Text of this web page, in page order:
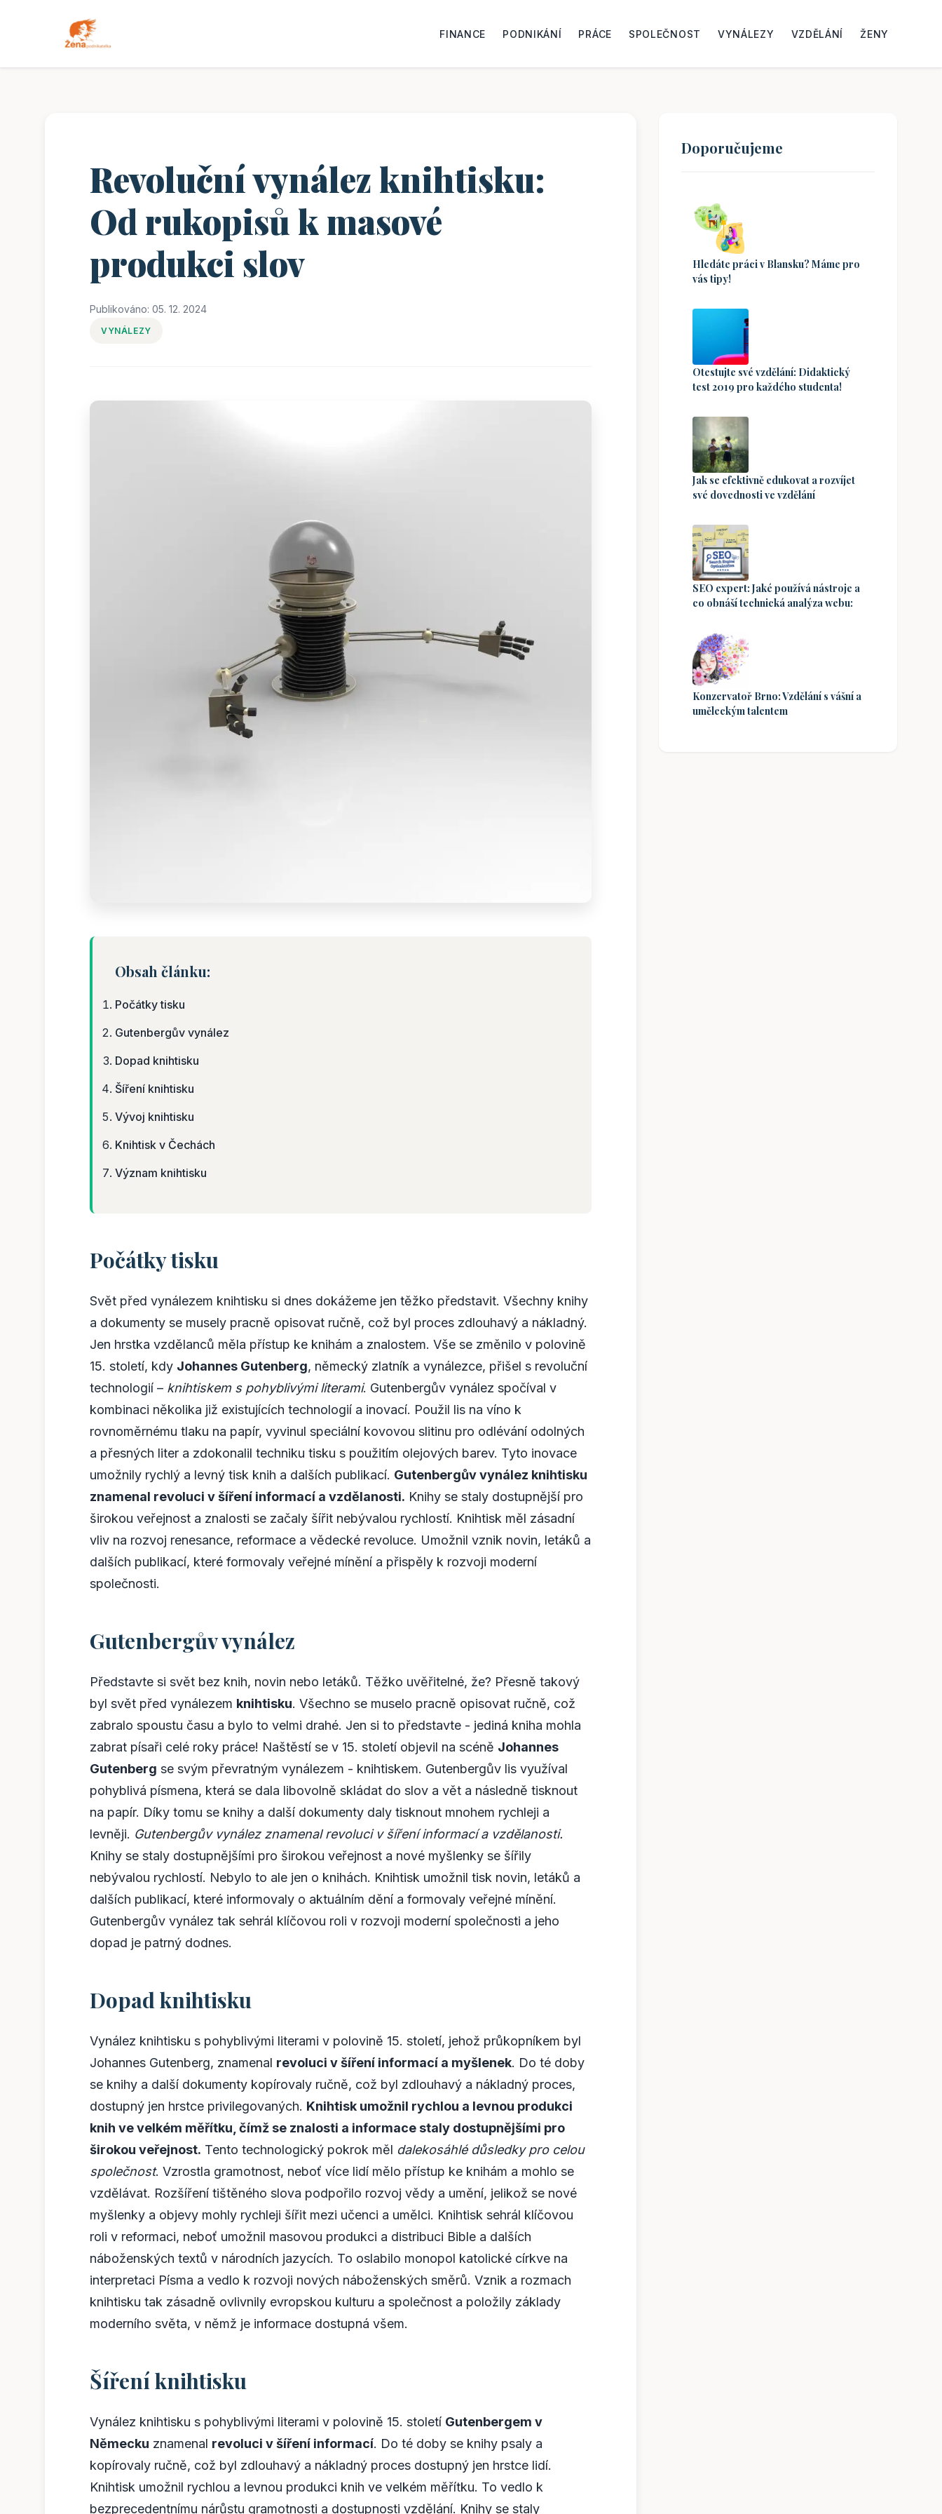
FINANCE PODNIKÁNÍ PRÁCE SPOLEČNOST VYNÁLEZY VZDĚLÁNÍ ŽENY
Revoluční vynález knihtisku:
Od rukopisů k masové
produkci slov
Publikováno: 05. 12. 2024
VYNÁLEZY
Obsah článku:
Počátky tisku
Gutenbergův vynález
Dopad knihtisku
Šíření knihtisku
Vývoj knihtisku
Knihtisk v Čechách
Význam knihtisku
Počátky tisku
Svět před vynálezem knihtisku si dnes dokážeme jen těžko představit. Všechny knihy
a dokumenty se musely pracně opisovat ručně, což byl proces zdlouhavý a nákladný.
Jen hrstka vzdělanců měla přístup ke knihám a znalostem. Vše se změnilo v polovině
15. století, kdy Johannes Gutenberg, německý zlatník a vynálezce, přišel s revoluční
technologií – knihtiskem s pohyblivými literami. Gutenbergův vynález spočíval v
kombinaci několika již existujících technologií a inovací. Použil lis na víno k
rovnoměrnému tlaku na papír, vyvinul speciální kovovou slitinu pro odlévání odolných
a přesných liter a zdokonalil techniku tisku s použitím olejových barev. Tyto inovace
umožnily rychlý a levný tisk knih a dalších publikací. Gutenbergův vynález knihtisku
znamenal revoluci v šíření informací a vzdělanosti. Knihy se staly dostupnější pro
širokou veřejnost a znalosti se začaly šířit nebývalou rychlostí. Knihtisk měl zásadní
vliv na rozvoj renesance, reformace a vědecké revoluce. Umožnil vznik novin, letáků a
dalších publikací, které formovaly veřejné mínění a přispěly k rozvoji moderní
společnosti.
Gutenbergův vynález
Představte si svět bez knih, novin nebo letáků. Těžko uvěřitelné, že? Přesně takový
byl svět před vynálezem knihtisku. Všechno se muselo pracně opisovat ručně, což
zabralo spoustu času a bylo to velmi drahé. Jen si to představte - jediná kniha mohla
zabrat písaři celé roky práce! Naštěstí se v 15. století objevil na scéně Johannes
Gutenberg se svým převratným vynálezem - knihtiskem. Gutenbergův lis využíval
pohyblivá písmena, která se dala libovolně skládat do slov a vět a následně tisknout
na papír. Díky tomu se knihy a další dokumenty daly tisknout mnohem rychleji a
levněji. Gutenbergův vynález znamenal revoluci v šíření informací a vzdělanosti.
Knihy se staly dostupnějšími pro širokou veřejnost a nové myšlenky se šířily
nebývalou rychlostí. Nebylo to ale jen o knihách. Knihtisk umožnil tisk novin, letáků a
dalších publikací, které informovaly o aktuálním dění a formovaly veřejné mínění.
Gutenbergův vynález tak sehrál klíčovou roli v rozvoji moderní společnosti a jeho
dopad je patrný dodnes.
Dopad knihtisku
Vynález knihtisku s pohyblivými literami v polovině 15. století, jehož průkopníkem byl
Johannes Gutenberg, znamenal revoluci v šíření informací a myšlenek. Do té doby
se knihy a další dokumenty kopírovaly ručně, což byl zdlouhavý a nákladný proces,
dostupný jen hrstce privilegovaných. Knihtisk umožnil rychlou a levnou produkci
knih ve velkém měřítku, čímž se znalosti a informace staly dostupnějšími pro
širokou veřejnost. Tento technologický pokrok měl dalekosáhlé důsledky pro celou
společnost. Vzrostla gramotnost, neboť více lidí mělo přístup ke knihám a mohlo se
vzdělávat. Rozšíření tištěného slova podpořilo rozvoj vědy a umění, jelikož se nové
myšlenky a objevy mohly rychleji šířit mezi učenci a umělci. Knihtisk sehrál klíčovou
roli v reformaci, neboť umožnil masovou produkci a distribuci Bible a dalších
náboženských textů v národních jazycích. To oslabilo monopol katolické církve na
interpretaci Písma a vedlo k rozvoji nových náboženských směrů. Vznik a rozmach
knihtisku tak zásadně ovlivnily evropskou kulturu a společnost a položily základy
moderního světa, v němž je informace dostupná všem.
Šíření knihtisku
Vynález knihtisku s pohyblivými literami v polovině 15. století Gutenbergem v
Německu znamenal revoluci v šíření informací. Do té doby se knihy psaly a
kopírovaly ručně, což byl zdlouhavý a nákladný proces dostupný jen hrstce lidí.
Knihtisk umožnil rychlou a levnou produkci knih ve velkém měřítku. To vedlo k
bezprecedentnímu nárůstu gramotnosti a dostupnosti vzdělání. Knihy se staly
Doporučujeme
Hledáte práci v Blansku? Máme pro
vás tipy!
Otestujte své vzdělání: Didaktický
test 2019 pro každého studenta!
Jak se efektivně edukovat a rozvíjet
své dovednosti ve vzdělání
SEO expert: Jaké používá nástroje a
co obnáší technická analýza webu:
Konzervatoř Brno: Vzdělání s vášní a
uměleckým talentem